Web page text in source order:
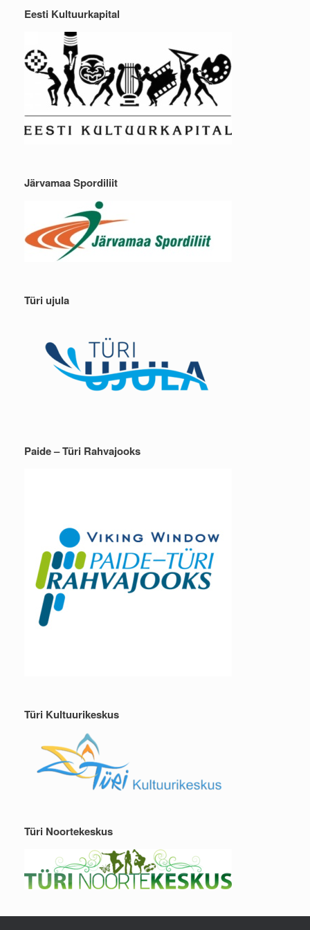
Eesti Kultuurkapital
Järvamaa Spordiliit
Türi ujula
Paide – Türi Rahvajooks
Türi Kultuurikeskus
Türi Noortekeskus